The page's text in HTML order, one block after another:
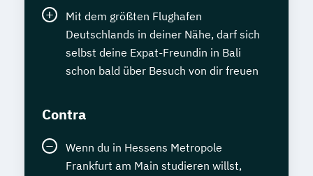
Mit dem größten Flughafen
Deutschlands in deiner Nähe, darf sich
selbst deine Expat-Freundin in Bali
schon bald über Besuch von dir freuen
Contra
Wenn du in Hessens Metropole
Frankfurt am Main studieren willst,